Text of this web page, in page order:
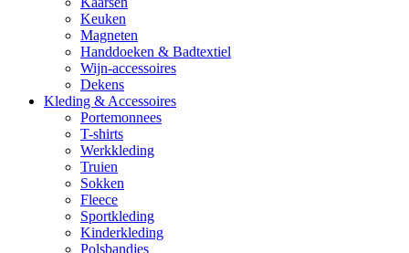
Keuken
Magneten
Handdoeken & Badtextiel
Wijn-accessoires
Dekens
Kleding & Accessoires
Portemonnees
T-shirts
Werkkleding
Truien
Sokken
Fleece
Sportkleding
Kinderkleding
Polsbandjes